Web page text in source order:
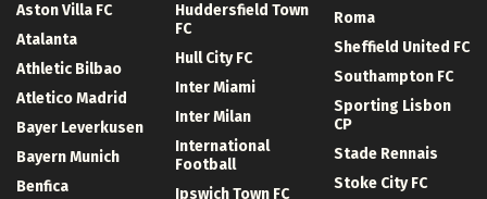
Aston Villa FC
Atalanta
Athletic Bilbao
Atletico Madrid
Bayer Leverkusen
Bayern Munich
Benfica
Huddersfield Town
FC
Hull City FC
Inter Miami
Inter Milan
International
Football
Ipswich Town FC
Roma
Sheffield United FC
Southampton FC
Sporting Lisbon
CP
Stade Rennais
Stoke City FC